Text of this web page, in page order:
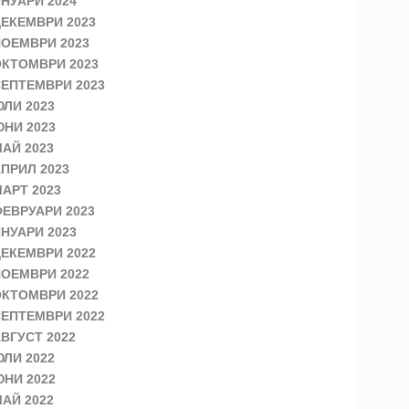
2023
2023
2023
2023
2023
2023
2023
2023
2023
2023
2023
2022
2022
2022
2022
2022
2022
2022
2022